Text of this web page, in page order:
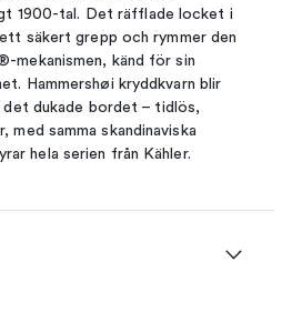
1900-tal. Det räfflade locket i
säkert grepp och rymmer den
mekanismen, känd för sin
Hammershøi kryddkvarn blir
dukade bordet – tidlös,
med samma skandinaviska
hela serien från Kähler.